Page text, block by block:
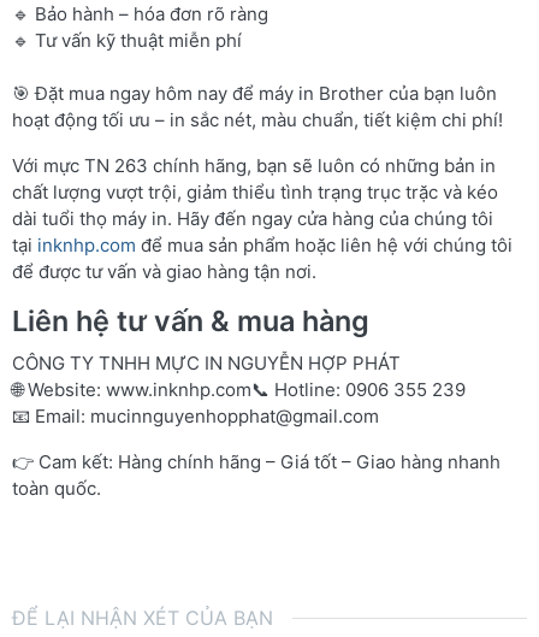
🔹 Bảo hành – hóa đơn rõ ràng
🔹 Tư vấn kỹ thuật miễn phí
🎯 Đặt mua ngay hôm nay để máy in Brother của bạn luôn
hoạt động tối ưu – in sắc nét, màu chuẩn, tiết kiệm chi phí!
Với mực TN 263 chính hãng, bạn sẽ luôn có những bản in
chất lượng vượt trội, giảm thiểu tình trạng trục trặc và kéo
dài tuổi thọ máy in. Hãy đến ngay cửa hàng của chúng tôi
tại inknhp.com để mua sản phẩm hoặc liên hệ với chúng tôi
để được tư vấn và giao hàng tận nơi.
Liên hệ tư vấn & mua hàng
CÔNG TY TNHH MỰC IN NGUYỄN HỢP PHÁT
🌐 Website: www.inknhp.com📞 Hotline: 0906 355 239
📧 Email: mucinnguyenhopphat@gmail.com
👉 Cam kết: Hàng chính hãng – Giá tốt – Giao hàng nhanh
toàn quốc.
ĐỂ LẠI NHẬN XÉT CỦA BẠN